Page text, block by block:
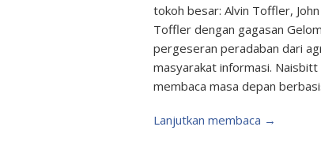
tokoh besar: Alvin Toffler,
Toffler dengan gagasan
pergeseran peradaban dari
masyarakat informasi.
membaca masa depan
Lanjutkan membaca →